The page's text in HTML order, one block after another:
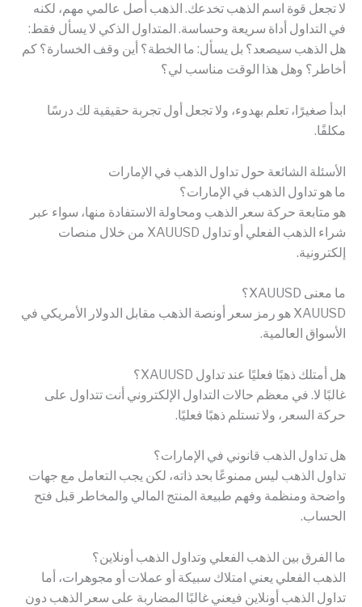
لا تجعل قوة اسم الذهب تخدعك. الذهب أصل عالمي مهم، لكنه
في التداول أداة سريعة وحساسة. المتداول الذكي لا يسأل فقط:
هل الذهب سيصعد؟ بل يسأل: ما الخطة؟ أين وقف الخسارة؟ كم
أخاطر؟ وهل هذا الوقت مناسب لي؟
ابدأ صغيرًا، تعلم بهدوء، ولا تجعل أول تجربة حقيقية لك درسًا
مكلفًا.
الأسئلة الشائعة حول تداول الذهب في الإمارات
ما هو تداول الذهب في الإمارات؟
هو متابعة حركة سعر الذهب ومحاولة الاستفادة منها، سواء عبر
شراء الذهب الفعلي أو تداول XAUUSD من خلال منصات
إلكترونية.
ما معنى XAUUSD؟
XAUUSD هو رمز سعر أونصة الذهب مقابل الدولار الأمريكي في
الأسواق العالمية.
هل أمتلك ذهبًا فعليًا عند تداول XAUUSD؟
غالبًا لا. في معظم حالات التداول الإلكتروني أنت تتداول على
حركة السعر، ولا تستلم ذهبًا فعليًا.
هل تداول الذهب قانوني في الإمارات؟
تداول الذهب ليس ممنوعًا بحد ذاته، لكن يجب التعامل مع جهات
واضحة ومنظمة وفهم طبيعة المنتج المالي والمخاطر قبل فتح
الحساب.
ما الفرق بين الذهب الفعلي وتداول الذهب أونلاين؟
الذهب الفعلي يعني امتلاك سبيكة أو عملات أو مجوهرات، أما
تداول الذهب أونلاين فيعني غالبًا المضاربة على سعر الذهب دون